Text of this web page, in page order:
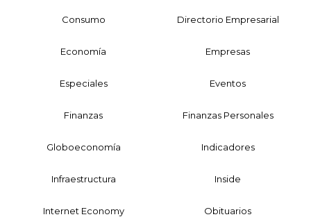
Consumo Directorio Empresarial
Economía Empresas
Especiales Eventos
Finanzas Finanzas Personales
Globoeconomía Indicadores
Infraestructura Inside
Internet Economy Obituarios